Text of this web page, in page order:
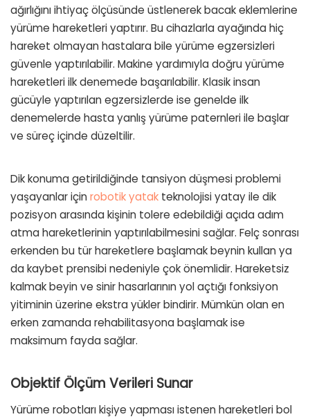
ağırlığını ihtiyaç ölçüsünde üstlenerek bacak eklemlerine
yürüme hareketleri yaptırır. Bu cihazlarla ayağında hiç
hareket olmayan hastalara bile yürüme egzersizleri
güvenle yaptırılabilir. Makine yardımıyla doğru yürüme
hareketleri ilk denemede başarılabilir. Klasik insan
gücüyle yaptırılan egzersizlerde ise genelde ilk
denemelerde hasta yanlış yürüme paternleri ile başlar
ve süreç içinde düzeltilir.
Dik konuma getirildiğinde tansiyon düşmesi problemi
yaşayanlar için robotik yatak teknolojisi yatay ile dik
pozisyon arasında kişinin tolere edebildiği açıda adım
atma hareketlerinin yaptırılabilmesini sağlar. Felç sonrası
erkenden bu tür hareketlere başlamak beynin kullan ya
da kaybet prensibi nedeniyle çok önemlidir. Hareketsiz
kalmak beyin ve sinir hasarlarının yol açtığı fonksiyon
yitiminin üzerine ekstra yükler bindirir. Mümkün olan en
erken zamanda rehabilitasyona başlamak ise
maksimum fayda sağlar.
Objektif Ölçüm Verileri Sunar
Yürüme robotları kişiye yapması istenen hareketleri bol